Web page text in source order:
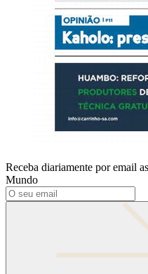
Receba diariamente por email
Mundo